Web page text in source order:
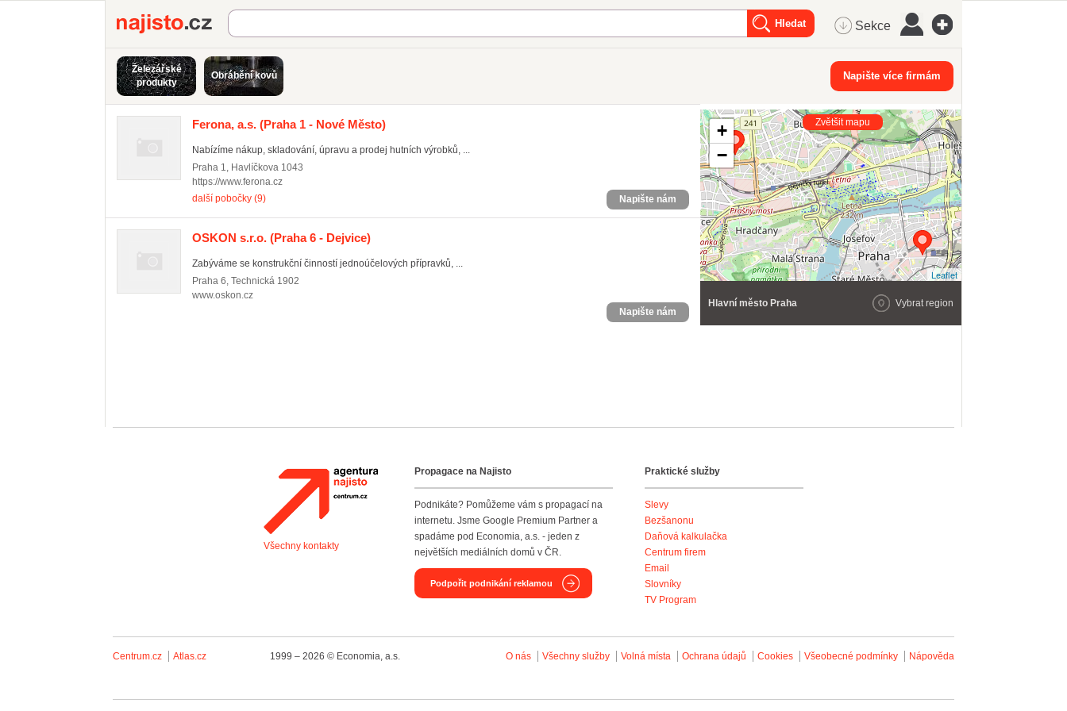
Najisto.cz Sekce
Železářské
produkty
Obrábění kovů Napište více firmám
Ferona, a.s. (Praha 1 - Nové Město)
Nabízíme nákup, skladování, úpravu a prodej hutních výrobků, ...
Praha 1, Havlíčkova 1043
https://www.ferona.cz
další pobočky (9)
Napište nám
OSKON s.r.o. (Praha 6 - Dejvice)
Zabýváme se konstrukční činností jednoúčelových přípravků, ...
Praha 6, Technická 1902
www.oskon.cz
Napište nám
+
−
Leaflet
Zvětšit mapu
Hlavní město Praha Vybrat region
Agentura Najisto
Všechny kontakty
Propagace na Najisto
Podnikáte? Pomůžeme vám s propagací na
internetu. Jsme Google Premium Partner a
spadáme pod Economia, a.s. - jeden z
největších mediálních domů v ČR.
Podpořit podnikání reklamou
Praktické služby
Slevy
Bezšanonu
Daňová kalkulačka
Centrum firem
Email
Slovníky
TV Program
Centrum.cz Atlas.cz 1999 – 2026 © Economia, a.s. O nás Všechny služby Volná místa Ochrana údajů Cookies Všeobecné podmínky Nápověda